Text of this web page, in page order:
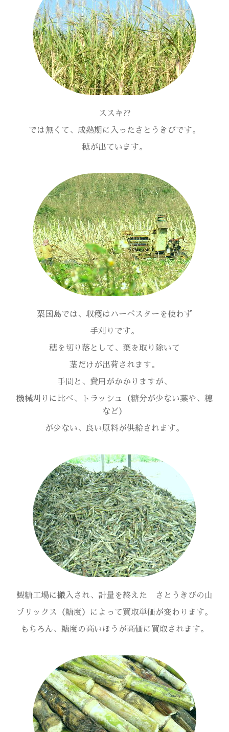
ススキ??
では無くて、成熟期に入ったさとうきびです。
穂が出ています。
粟国島では、収穫はハーベスターを使わず
手刈りです。
穂を切り落として、葉を取り除いて
茎だけが出荷されます。
手間と、費用がかかりますが、
機械刈りに比べ、トラッシュ（糖分が少ない葉や、穂
など）
が少ない、良い原料が供給されます。
製糖工場に搬入され、計量を終えた さとうきびの山
ブリックス（糖度）によって買取単価が変わります。
もちろん、糖度の高いほうが高価に買取されます。